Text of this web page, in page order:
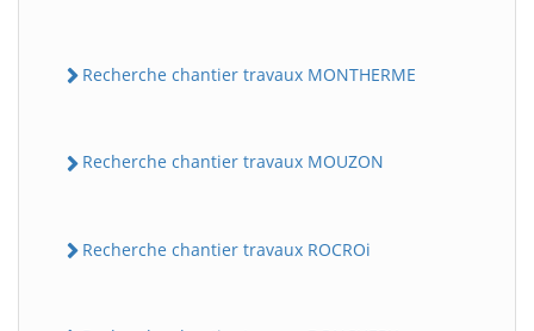
Recherche chantier travaux MONTHERME
Recherche chantier travaux MOUZON
Recherche chantier travaux ROCROi